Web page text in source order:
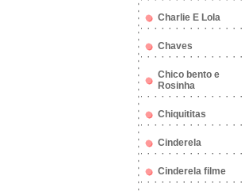
Charlie E Lola
Chaves
Chico bento e
Rosinha
Chiquititas
Cinderela
Cinderela filme